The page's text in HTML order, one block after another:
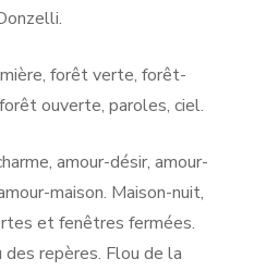
forêt verte, forêt-
ouverte, paroles, ciel.
amour-désir, amour-
maison. Maison-nuit,
et fenêtres fermées.
des repères. Flou de la